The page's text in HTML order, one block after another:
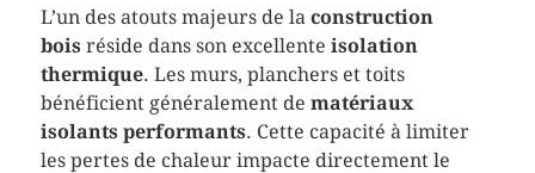
L’un des atouts majeurs de la construction
boisréside dans son excellente isolation
thermique. Les murs, planchers et toits
bénéficient généralement de matériaux
isolants performants. Cette capacité à limiter
les pertes de chaleur impacte directement le